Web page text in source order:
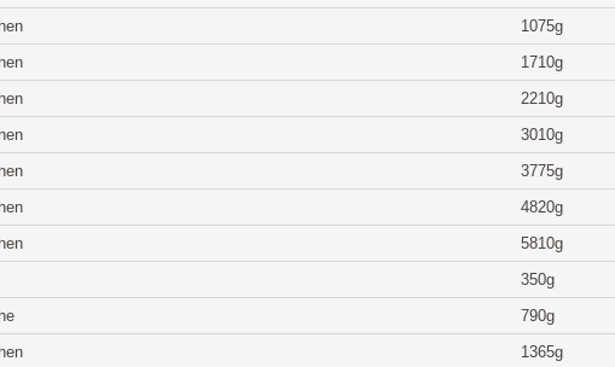
1075g
1710g
2210g
3010g
3775g
4820g
5810g
350g
790g
1365g